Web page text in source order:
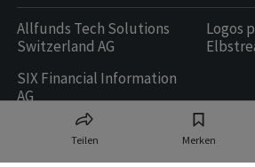
Teilen Merken
Allfunds Tech Solutions
Switzerland AG
SIX Financial Information
AG
Logos
Ringier AG | Ringier Medien